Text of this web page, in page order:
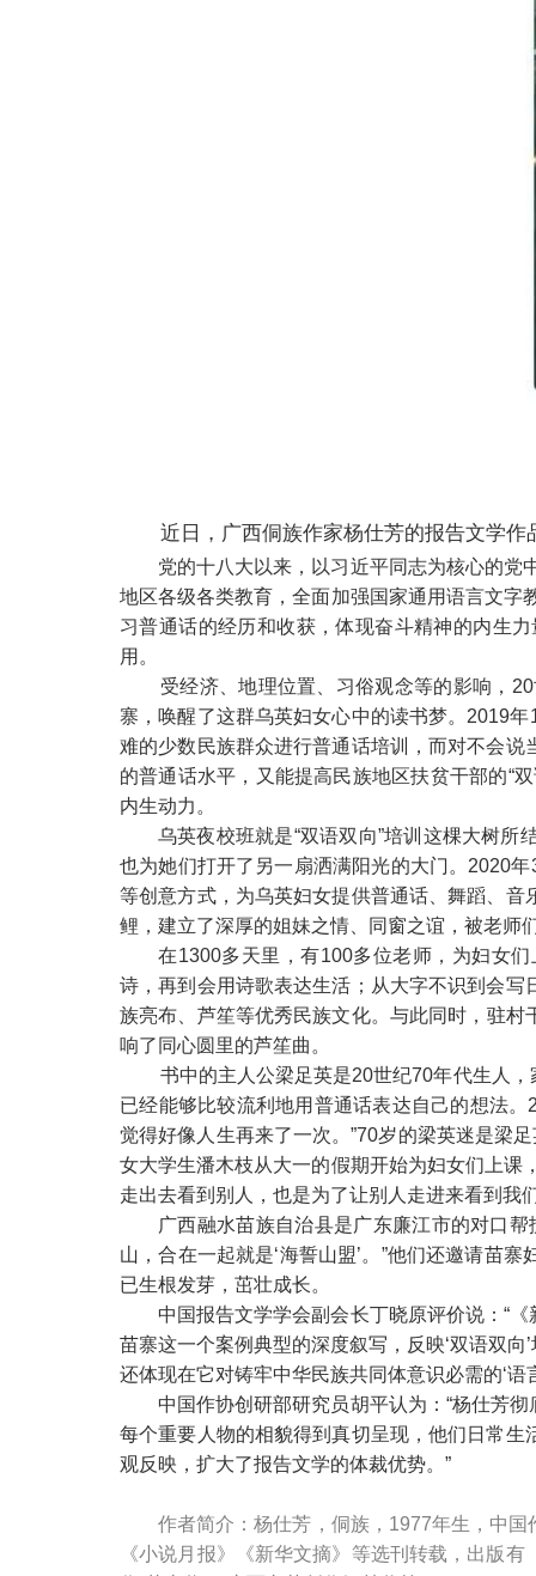
近日，广西侗族作家杨仕芳的报告文学
党的十八大以来，以习近平同志为核心的党
地区各级各类教育，全面加强国家通用语言文字
习普通话的经历和收获，体现奋斗精神的内生
用。
受经济、地理位置、习俗观念等的影响，
寨，唤醒了这群乌英妇女心中的读书梦。2019
难的少数民族群众进行普通话培训，而对不会
的普通话水平，又能提高民族地区扶贫干部的“
内生动力。
乌英夜校班就是“双语双向”培训这棵大树
也为她们打开了另一扇洒满阳光的大门。2020
等创意方式，为乌英妇女提供普通话、舞蹈、
鲤，建立了深厚的姐妹之情、同窗之谊，被老师
在1300多天里，有100多位老师，为妇女
诗，再到会用诗歌表达生活；从大字不识到会
族亮布、芦笙等优秀民族文化。与此同时，驻村
响了同心圆里的芦笙曲。
书中的主人公梁足英是20世纪70年代生人
已经能够比较流利地用普通话表达自己的想法
觉得好像人生再来了一次。”70岁的梁英迷是梁
女大学生潘木枝从大一的假期开始为妇女们上课
走出去看到别人，也是为了让别人走进来看到我
广西融水苗族自治县是广东廉江市的对口
山，合在一起就是‘海誓山盟’。”他们还邀请苗
已生根发芽，茁壮成长。
中国报告文学学会副会长丁晓原评价说：“
苗寨这一个案例典型的深度叙写，反映‘双语双
还体现在它对铸牢中华民族共同体意识必需的‘语
中国作协创研部研究员胡平认为：“杨仕芳
每个重要人物的相貌得到真切呈现，他们日常
观反映，扩大了报告文学的体裁优势。”
作者简介：杨仕芳，侗族，1977年生，中
《小说月报》《新华文摘》等选刊转载，出版